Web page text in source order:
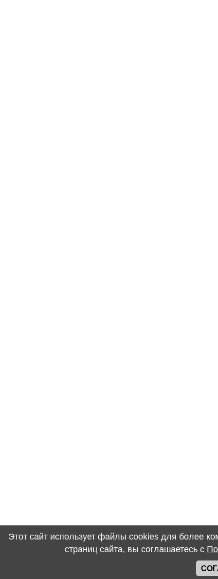
Этот сайт использует файлы cookies для более
страниц сайта, вы соглашаетесь с